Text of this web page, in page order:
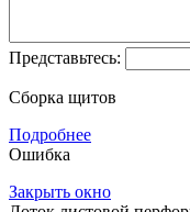
Представьтесь:
Сборка щитов
Подробнее
Ошибка
Закрыть окно